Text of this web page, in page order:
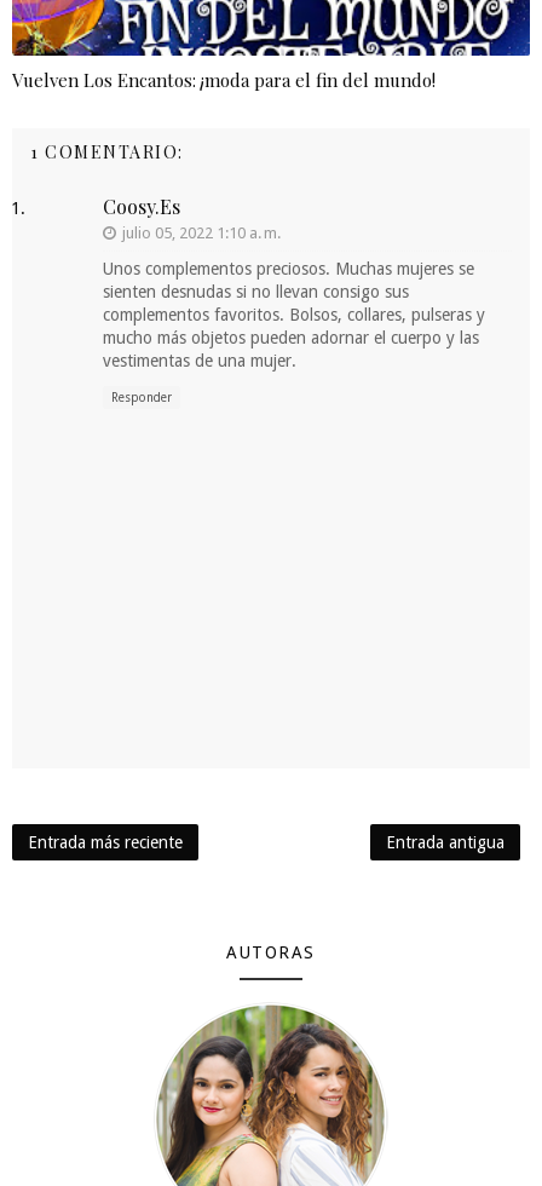
Vuelven Los Encantos: ¡moda para el fin del mundo!
1 COMENTARIO:
Coosy.es
julio 05, 2022 1:10 a. m.
Unos complementos preciosos. Muchas mujeres se
sienten desnudas si no llevan consigo sus
complementos favoritos. Bolsos, collares, pulseras y
mucho más objetos pueden adornar el cuerpo y las
vestimentas de una mujer.
Responder
Entrada más reciente Entrada antigua
AUTORAS